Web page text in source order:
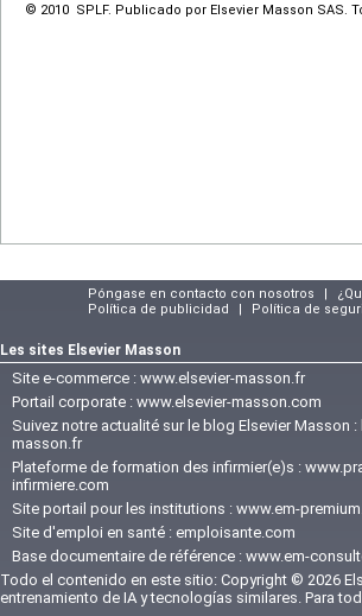
© 2010 SPLF. Publicado por Elsevier Masson SAS.
Póngase en contacto con nosotros |
Política de publicidad
| Política de
Les sites Elsevier Masson
Site e-commerce : www.elsevier-masson.fr
Portail corporate : www.elsevier-masson.com
Suivez notre actualité sur le blog Elsevier Masson :
masson.fr
Plateforme de formation des infirmier(e)s :
infirmiere.com
Site portail pour les institutions : www.em-
Site d'emploi en santé : emploisante.com
Base documentaire de référence : www.em-
Todo el contenido en este sitio: Copyright © 2026
entrenamiento de IA y tecnologías similares. Para